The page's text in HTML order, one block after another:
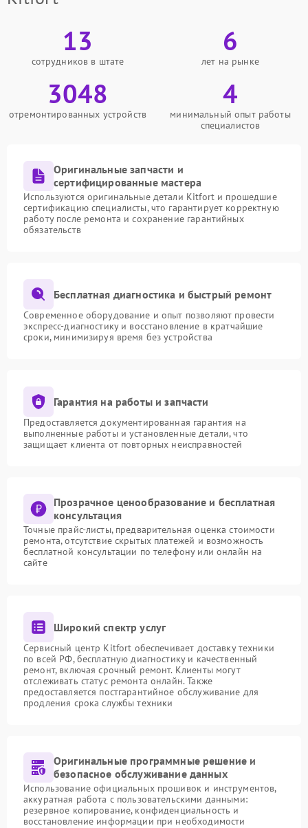
13
сотрудников в штате
6
лет на рынке
3048
отремонтированных устройств
4
минимальный опыт работы
специалистов
Оригинальные запчасти и
сертифицированные мастера
Используются оригинальные детали Kitfort и прошедшие
сертификацию специалисты, что гарантирует корректную
работу после ремонта и сохранение гарантийных
обязательств
Бесплатная диагностика и быстрый ремонт
Современное оборудование и опыт позволяют провести
экспресс-диагностику и восстановление в кратчайшие
сроки, минимизируя время без устройства
Гарантия на работы и запчасти
Предоставляется документированная гарантия на
выполненные работы и установленные детали, что
защищает клиента от повторных неисправностей
Прозрачное ценообразование и бесплатная
консультация
Точные прайс-листы, предварительная оценка стоимости
ремонта, отсутствие скрытых платежей и возможность
бесплатной консультации по телефону или онлайн на
сайте
Широкий спектр услуг
Сервисный центр Kitfort обеспечивает доставку техники
по всей РФ, бесплатную диагностику и качественный
ремонт, включая срочный ремонт. Клиенты могут
отслеживать статус ремонта онлайн. Также
предоставляется постгарантийное обслуживание для
продления срока службы техники
Оригинальные программные решение и
безопасное обслуживание данных
Использование официальных прошивок и инструментов,
аккуратная работа с пользовательскими данными:
резервное копирование, конфиденциальность и
восстановление информации при необходимости